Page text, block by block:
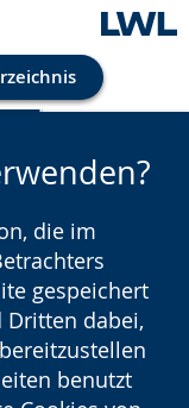
die im
gespeichert
Dritten dabei,
benutzt